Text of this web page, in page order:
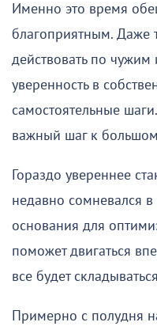
Именно это время
благоприятным. Даже
действовать по чужим
уверенность в
самостоятельные
важный шаг к
Гораздо увереннее
недавно сомневался
основания для
поможет двигаться
все будет
Примерно с полудня